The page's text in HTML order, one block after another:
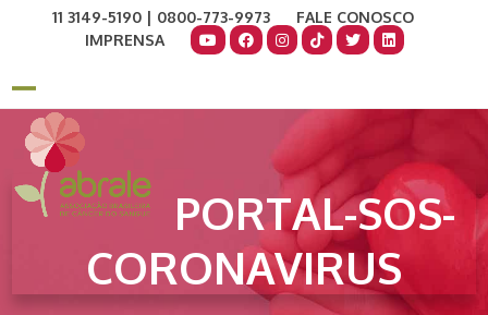
11 3149-5190 | 0800-773-9973
FALE CONOSCO
IMPRENSA
Open
mobile
menu
Close
mobile
menu
PORTAL-SOS-
CORONAVIRUS